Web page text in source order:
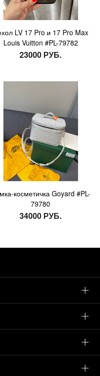
LV 17 Pro и 17 Pro Max
Louis Vuitton #PL-79782
23000 РУБ.
косметичка Goyard #PL-
79780
34000 РУБ.